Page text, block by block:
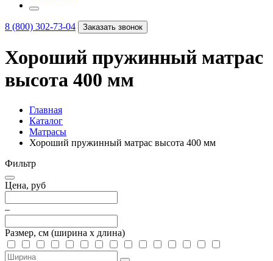
8 (800) 302-73-04 Заказать звонок
Хороший пружинный матрас
высота 400 мм
Главная
Каталог
Матрасы
Хороший пружинный матрас высота 400 мм
Фильтр
Цена, руб
–
Размер, см (ширина х длина)